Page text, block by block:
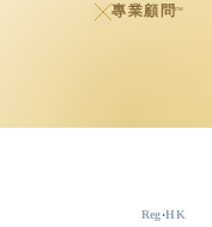
專業顧問™
Reg·HK